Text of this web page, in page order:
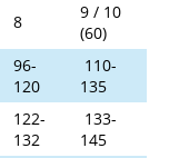
8
9 / 10
(60)
96-
120
110-
135
122-
132
133-
145